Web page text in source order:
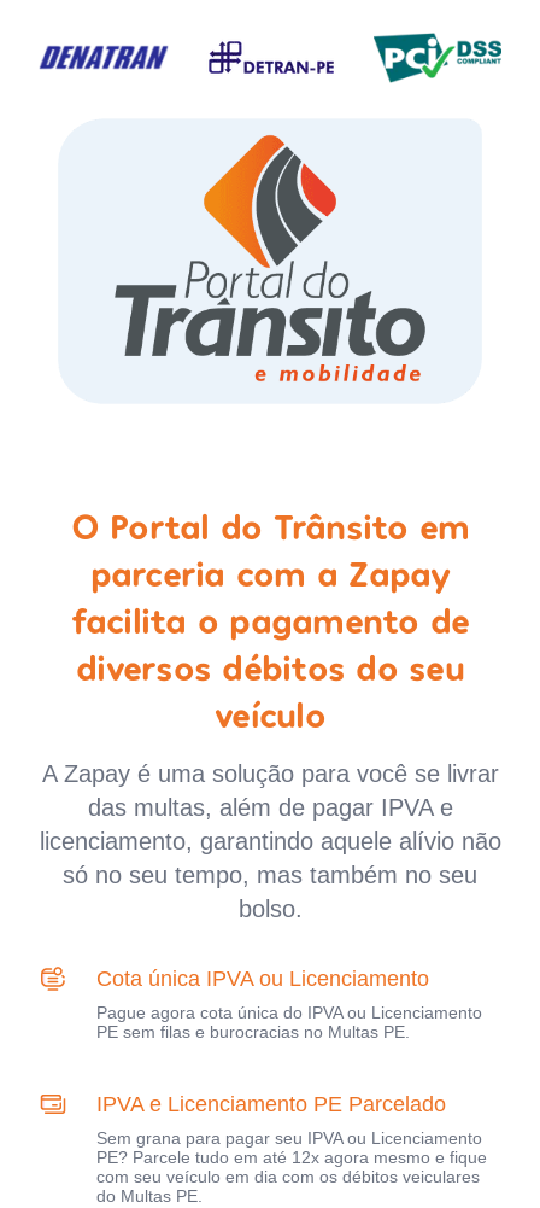
O Portal do Trânsito em
parceria com a Zapay
facilita o pagamento de
diversos débitos do seu
veículo
A Zapay é uma solução para você se livrar
das multas, além de pagar IPVA e
licenciamento, garantindo aquele alívio não
só no seu tempo, mas também no seu
bolso.
Cota única IPVA ou Licenciamento
Pague agora cota única do IPVA ou Licenciamento
PE sem filas e burocracias no Multas PE.
IPVA e Licenciamento PE Parcelado
Sem grana para pagar seu IPVA ou Licenciamento
PE? Parcele tudo em até 12x agora mesmo e fique
com seu veículo em dia com os débitos veiculares
do Multas PE.